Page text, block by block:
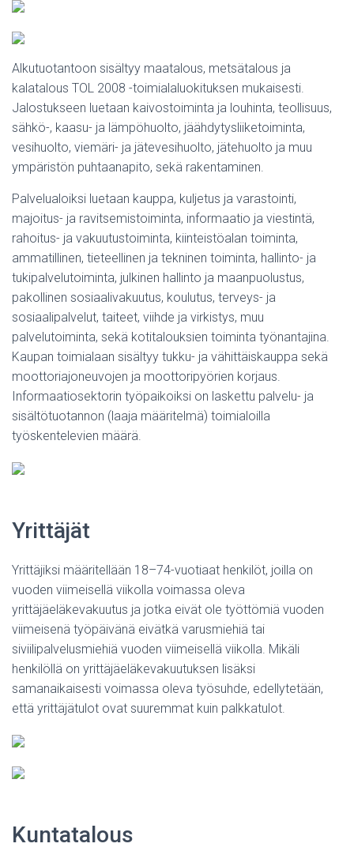
Alkutuotantoon sisältyy maatalous, metsätalous ja
kalatalous TOL 2008 -toimialaluokituksen mukaisesti.
Jalostukseen luetaan kaivostoiminta ja louhinta, teollisuus,
sähkö-, kaasu- ja lämpöhuolto, jäähdytysliiketoiminta,
vesihuolto, viemäri- ja jätevesihuolto, jätehuolto ja muu
ympäristön puhtaanapito, sekä rakentaminen.
Palvelualoiksi luetaan kauppa, kuljetus ja varastointi,
majoitus- ja ravitsemistoiminta, informaatio ja viestintä,
rahoitus- ja vakuutustoiminta, kiinteistöalan toiminta,
ammatillinen, tieteellinen ja tekninen toiminta, hallinto- ja
tukipalvelutoiminta, julkinen hallinto ja maanpuolustus,
pakollinen sosiaalivakuutus, koulutus, terveys- ja
sosiaalipalvelut, taiteet, viihde ja virkistys, muu
palvelutoiminta, sekä kotitalouksien toiminta työnantajina.
Kaupan toimialaan sisältyy tukku- ja vähittäiskauppa sekä
moottoriajoneuvojen ja moottoripyörien korjaus.
Informaatiosektorin työpaikoiksi on laskettu palvelu- ja
sisältötuotannon (laaja määritelmä) toimialoilla
työskentelevien määrä.
Yrittäjät
Yrittäjiksi määritellään 18–74-vuotiaat henkilöt, joilla on
vuoden viimeisellä viikolla voimassa oleva
yrittäjäeläkevakuutus ja jotka eivät ole työttömiä vuoden
viimeisenä työpäivänä eivätkä varusmiehiä tai
siviilipalvelusmiehiä vuoden viimeisellä viikolla. Mikäli
henkilöllä on yrittäjäeläkevakuutuksen lisäksi
samanaikaisesti voimassa oleva työsuhde, edellytetään,
että yrittäjätulot ovat suuremmat kuin palkkatulot.
Kuntatalous